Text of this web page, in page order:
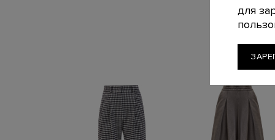
для